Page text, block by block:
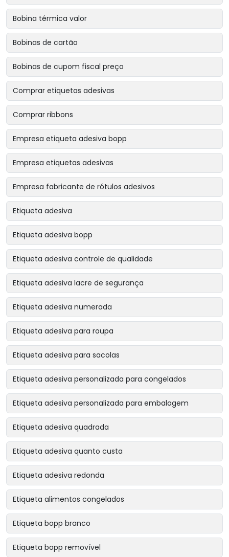
Bobina térmica valor
Bobinas de cartão
Bobinas de cupom fiscal preço
Comprar etiquetas adesivas
Comprar ribbons
Empresa etiqueta adesiva bopp
Empresa etiquetas adesivas
Empresa fabricante de rótulos adesivos
Etiqueta adesiva
Etiqueta adesiva bopp
Etiqueta adesiva controle de qualidade
Etiqueta adesiva lacre de segurança
Etiqueta adesiva numerada
Etiqueta adesiva para roupa
Etiqueta adesiva para sacolas
Etiqueta adesiva personalizada para congelados
Etiqueta adesiva personalizada para embalagem
Etiqueta adesiva quadrada
Etiqueta adesiva quanto custa
Etiqueta adesiva redonda
Etiqueta alimentos congelados
Etiqueta bopp branco
Etiqueta bopp removível